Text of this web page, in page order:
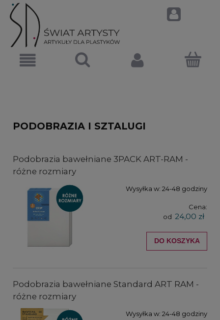
PODOBRAZIA I SZTALUGI
Podobrazia bawełniane 3PACK ART-RAM -
różne rozmiary
Wysyłka w: 24-48 godziny
Cena:
od 24,00 zł
DO KOSZYKA
Podobrazia bawełniane Standard ART RAM -
różne rozmiary
Wysyłka w: 24-48 godziny